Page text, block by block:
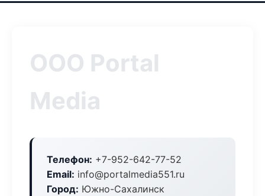
ООО Portal
Media
Телефон: +7-952-642-77-52
Email: info@portalmedia551.ru
Город: Южно-Сахалинск